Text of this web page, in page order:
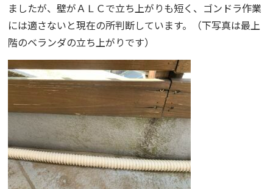
ましたが、壁がＡＬＣで立ち上がりも短く、ゴンドラ作業
には適さないと現在の所判断しています。（下写真は最上
階のベランダの立ち上がりです）